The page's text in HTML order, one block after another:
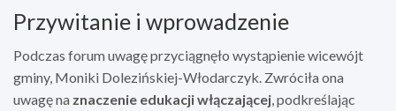
Przywitanie i wprowadzenie
Podczas forum uwagę przyciągnęło wystąpienie wicewójt
gminy, Moniki Dolezińskiej-Włodarczyk. Zwróciła ona
uwagę na znaczenie edukacji włączającej , podkreślając